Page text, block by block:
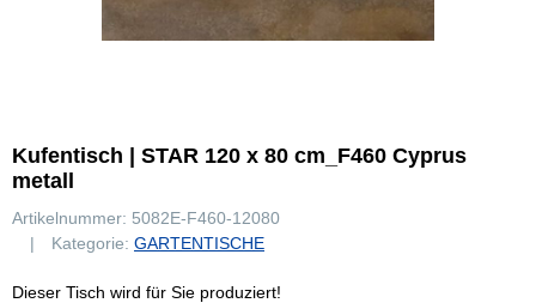
Kufentisch | STAR 120 x 80 cm_F460 Cyprus
metall
Artikelnummer: 5082E-F460-12080
Kategorie: GARTENTISCHE
Dieser Tisch wird für Sie produziert!